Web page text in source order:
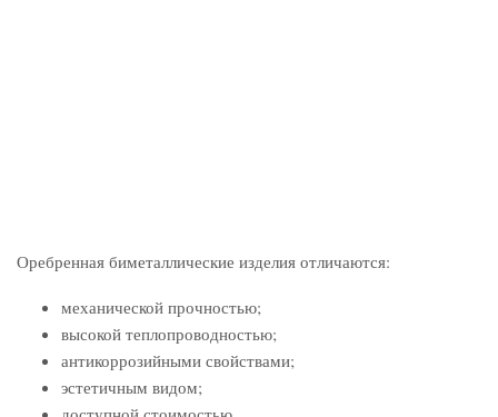
Оребренная биметаллические изделия отличаются:
механической прочностью;
высокой теплопроводностью;
антикоррозийными свойствами;
эстетичным видом;